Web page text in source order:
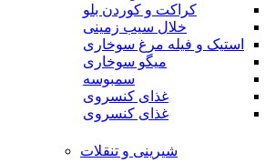
کراکت و کوردن بلو
خلال سیب زمینی
استیک و فیله مرغ سوخاری
میگو سوخاری
سمبوسه
غذای کنسروی
غذای کنسروی
شیرینی و تنقلات